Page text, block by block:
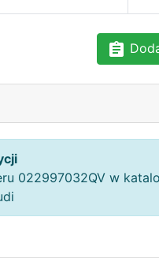
022997032QV w